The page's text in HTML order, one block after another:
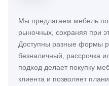
Мы предлагаем мебель
рыночных, сохраняя при
Доступны разные формы
безналичный, рассрочка
подход делает покупку
клиента и позволяет